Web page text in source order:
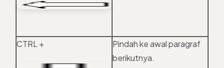
CTRL +
Pindah ke awal paragraf
berikutnya.